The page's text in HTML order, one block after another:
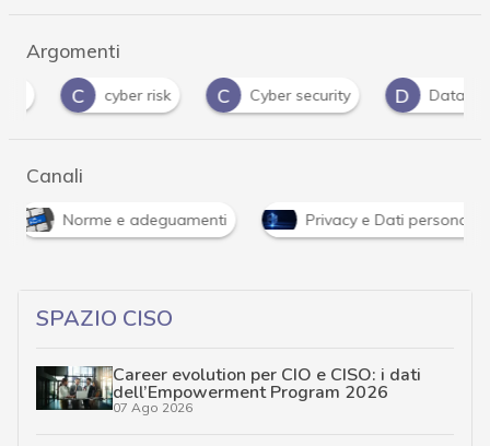
Argomenti
cyber risk Cyber security Data
Canali
Norme e adeguamenti Privacy e Dati personali
SPAZIO CISO
Career evolution per CIO e CISO: i dati
dell’Empowerment Program 2026
07 Ago 2026